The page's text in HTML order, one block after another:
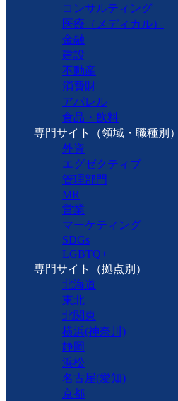
コンサルティング
医療（メディカル）
金融
建設
不動産
消費財
アパレル
食品・飲料
専門サイト（領域・職種別）
外資
エグゼクティブ
管理部門
MR
営業
マーケティング
SDGs
LGBTQ+
専門サイト（拠点別）
北海道
東北
北関東
横浜(神奈川)
静岡
浜松
名古屋(愛知)
京都